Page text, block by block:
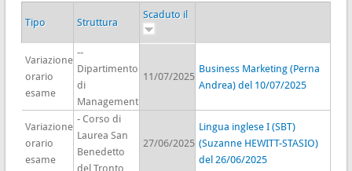
Tipo Struttura
Scaduto il
Variazione
orario
esame
--
Dipartimento
di
Management
11/07/2025
Business Marketing (Perna
Andrea) del 10/07/2025
Variazione
orario
esame
- Corso di
Laurea San
Benedetto
del Tronto
27/06/2025
Lingua inglese I (SBT)
(Suzanne HEWITT-STASIO)
del 26/06/2025